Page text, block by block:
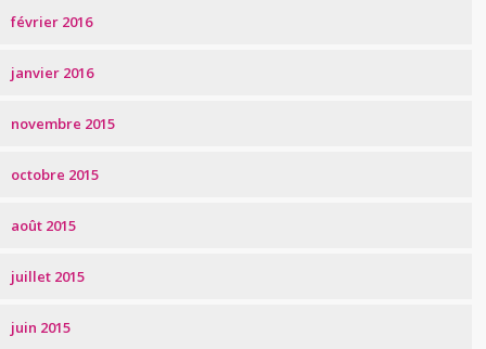
février 2016
janvier 2016
novembre 2015
octobre 2015
août 2015
juillet 2015
juin 2015